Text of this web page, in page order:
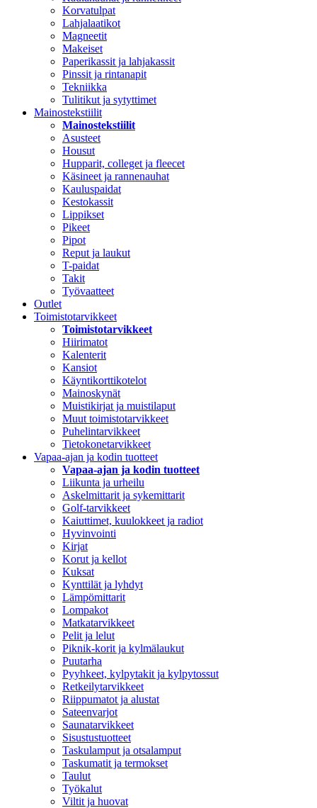
Korvatulpat
Lahjalaatikot
Magneetit
Makeiset
Paperikassit ja lahjakassit
Pinssit ja rintanapit
Tekniikka
Tulitikut ja sytyttimet
Mainostekstiilit
Mainostekstiilit
Asusteet
Housut
Hupparit, colleget ja fleecet
Käsineet ja rannenauhat
Kauluspaidat
Kestokassit
Lippikset
Pikeet
Pipot
Reput ja laukut
T-paidat
Takit
Työvaatteet
Outlet
Toimistotarvikkeet
Toimistotarvikkeet
Hiirimatot
Kalenterit
Kansiot
Käyntikorttikotelot
Mainoskynät
Muistikirjat ja muistilaput
Muut toimistotarvikkeet
Puhelintarvikkeet
Tietokonetarvikkeet
Vapaa-ajan ja kodin tuotteet
Vapaa-ajan ja kodin tuotteet
Liikunta ja urheilu
Askelmittarit ja sykemittarit
Golf-tarvikkeet
Kaiuttimet, kuulokkeet ja radiot
Hyvinvointi
Kirjat
Korut ja kellot
Kuksat
Kynttilät ja lyhdyt
Lämpömittarit
Lompakot
Matkatarvikkeet
Pelit ja lelut
Piknik-korit ja kylmälaukut
Puutarha
Pyyhkeet, kylpytakit ja kylpytossut
Retkeilytarvikkeet
Riippumatot ja alustat
Sateenvarjot
Saunatarvikkeet
Sisustustuotteet
Taskulamput ja otsalamput
Taskumatit ja termokset
Taulut
Työkalut
Viltit ja huovat